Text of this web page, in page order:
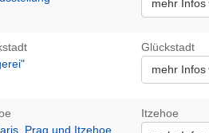
mehr Infos
Glückstadt
mehr Infos
Prag und Itzehoe
Itzehoe